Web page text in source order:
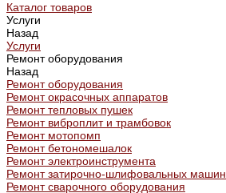
Каталог товаров
Услуги
Назад
Услуги
Ремонт оборудования
Назад
Ремонт оборудования
Ремонт окрасочных аппаратов
Ремонт тепловых пушек
Ремонт виброплит и трамбовок
Ремонт мотопомп
Ремонт бетономешалок
Ремонт электроинструмента
Ремонт затирочно-шлифовальных машин
Ремонт сварочного оборудования